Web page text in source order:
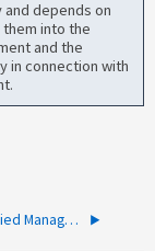
depends on
into the
and the
in connection with
Active IQ Unified Manager 9.7 错误 "The MYSQL8 service on Local Computer started and then stopped" 。